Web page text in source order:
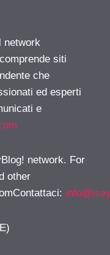
network
siti
che
ed esperti
e
network. For
other
: